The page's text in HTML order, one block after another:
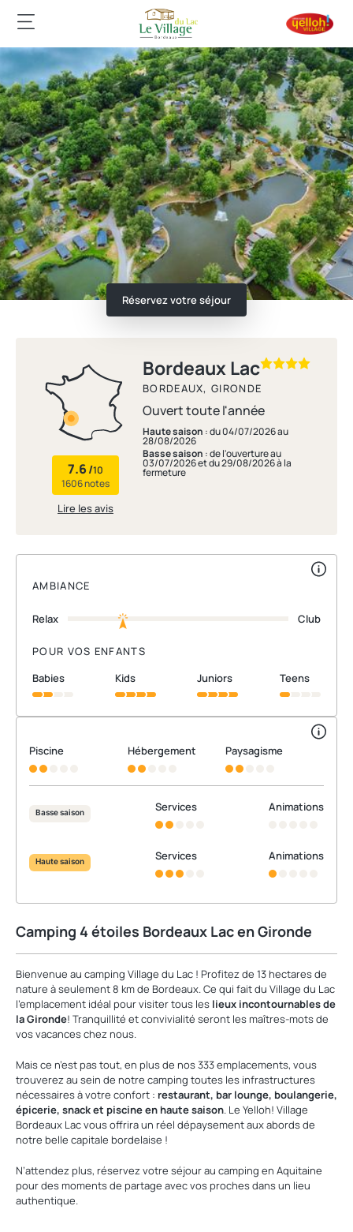
Réservez votre séjour
7.6/10
1606 notes
Lire les avis
Bordeaux Lac
BORDEAUX, GIRONDE
Ouvert toute l'année
Haute saison : du 04/07/2026 au
28/08/2026
Basse saison : de l'ouverture au
03/07/2026 et du 29/08/2026 à la
fermeture
AMBIANCE
Relax Club
POUR VOS ENFANTS
babies
kids juniors teens
Piscine Hébergement Paysagisme
Basse saison Services Animations
Haute saison Services Animations
Camping 4 étoiles Bordeaux Lac en Gironde
Bienvenue au camping Village du Lac ! Profitez de 13 hectares de
nature à seulement 8 km de Bordeaux. Ce qui fait du Village du Lac
l'emplacement idéal pour visiter tous les lieux incontournables de
la Gironde! Tranquillité et convivialité seront les maîtres-mots de
vos vacances chez nous.
Mais ce n’est pas tout, en plus de nos 333 emplacements, vous
trouverez au sein de notre camping toutes les infrastructures
nécessaires à votre confort : restaurant, bar lounge, boulangerie,
épicerie, snack et piscine en haute saison. Le Yelloh! Village
Bordeaux Lac vous offrira un réel dépaysement aux abords de
notre belle capitale bordelaise !
N’attendez plus, réservez votre séjour au camping en Aquitaine
pour des moments de partage avec vos proches dans un lieu
authentique.